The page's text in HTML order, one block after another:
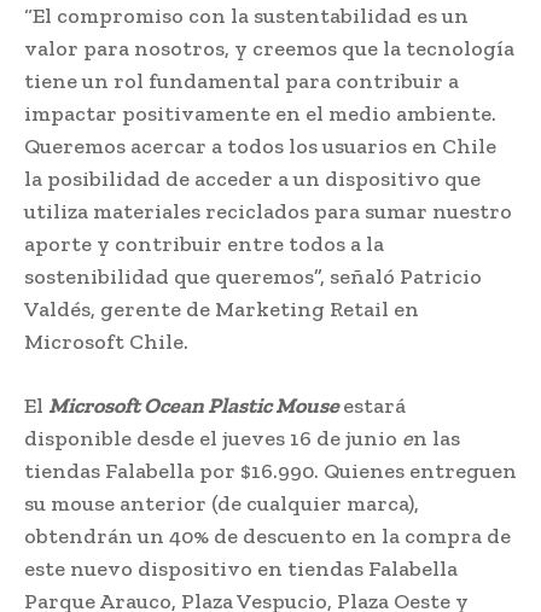
“El compromiso con la sustentabilidad es un
valor para nosotros, y creemos que la tecnología
tiene un rol fundamental para contribuir a
impactar positivamente en el medio ambiente.
Queremos acercar a todos los usuarios en Chile
la posibilidad de acceder a un dispositivo que
utiliza materiales reciclados para sumar nuestro
aporte y contribuir entre todos a la
sostenibilidad que queremos”, señaló Patricio
Valdés, gerente de Marketing Retail en
Microsoft Chile.
El Microsoft Ocean Plastic Mouseestará
disponible desde el jueves 16 de junio en las
tiendas Falabella por $16.990. Quienes entreguen
su mouse anterior (de cualquier marca),
obtendrán un 40% de descuento en la compra de
este nuevo dispositivo en tiendas Falabella
Parque Arauco, Plaza Vespucio, Plaza Oeste y